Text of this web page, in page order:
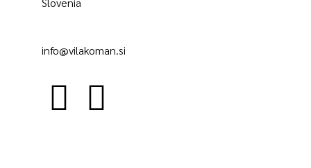
info@vilakoman.si